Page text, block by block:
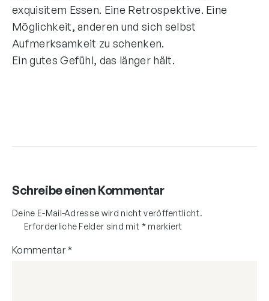
exquisitem Essen. Eine Retrospektive. Eine
Möglichkeit, anderen und sich selbst
Aufmerksamkeit zu schenken.
Ein gutes Gefühl, das länger hält.
Schreibe einen Kommentar
Deine E-Mail-Adresse wird nicht veröffentlicht.
Erforderliche Felder sind mit *markiert
Kommentar*